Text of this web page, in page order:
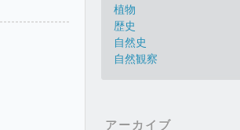
植物
歴史
自然史
自然観察
アーカイブ